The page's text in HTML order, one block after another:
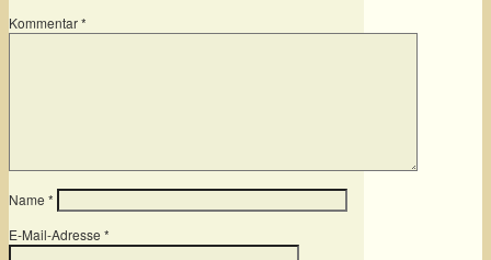
Kommentar*
Name *
E-Mail-Adresse *